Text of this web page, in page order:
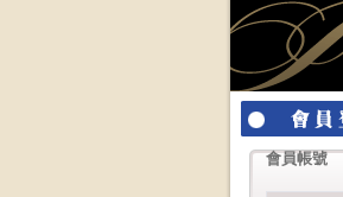
會員帳號